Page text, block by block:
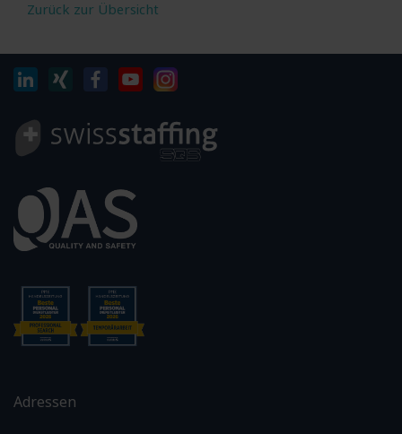
Zurück zur Übersicht
Adressen